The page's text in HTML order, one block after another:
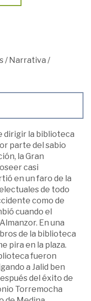
/Narrativa /
dirigir la biblioteca
parte del sabio
la Gran
casi
en un faro de la
de todo
como de
cuando el
En una
de la biblioteca
pira en la plaza.
fueron
a Jalid ben
del éxito de
Torremocha